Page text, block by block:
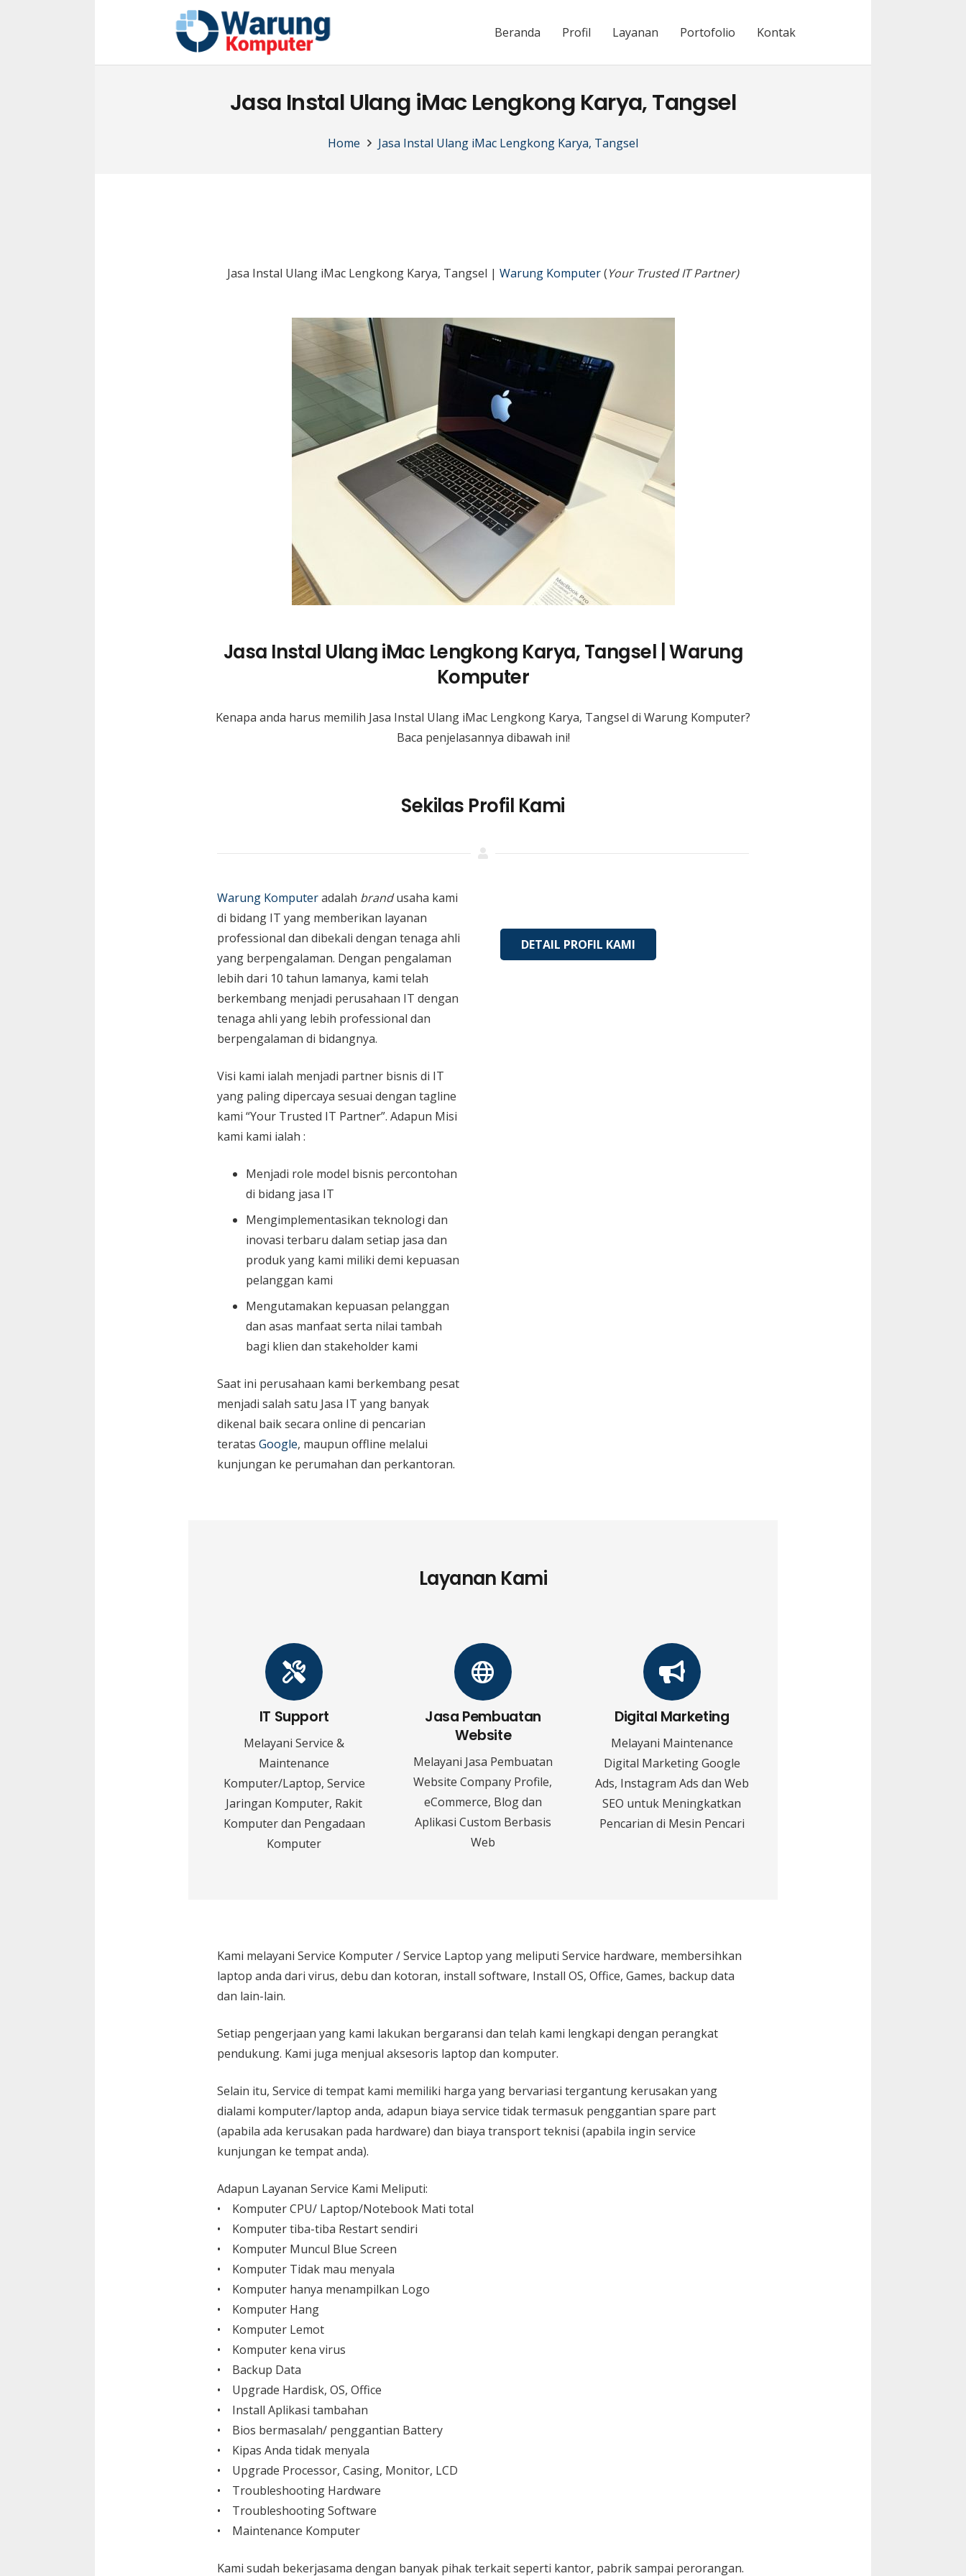
Beranda Profil Layanan Portofolio Kontak
Jasa Instal Ulang iMac Lengkong Karya, Tangsel
Home Jasa Instal Ulang iMac Lengkong Karya, Tangsel
Jasa Instal Ulang iMac Lengkong Karya, Tangsel | Warung Komputer(Your Trusted IT Partner)
Jasa Instal Ulang iMac Lengkong Karya, Tangsel | Warung
Komputer
Kenapa anda harus memilih Jasa Instal Ulang iMac Lengkong Karya, Tangsel di Warung Komputer?
Baca penjelasannya dibawah ini!
Sekilas Profil Kami
Warung Komputeradalah brandusaha kami
di bidang IT yang memberikan layanan
professional dan dibekali dengan tenaga ahli
yang berpengalaman. Dengan pengalaman
lebih dari 10 tahun lamanya, kami telah
berkembang menjadi perusahaan IT dengan
tenaga ahli yang lebih professional dan
berpengalaman di bidangnya.
Visi kami ialah menjadi partner bisnis di IT
yang paling dipercaya sesuai dengan tagline
kami “Your Trusted IT Partner”. Adapun Misi
kami kami ialah :
Menjadi role model bisnis percontohan
di bidang jasa IT
Mengimplementasikan teknologi dan
inovasi terbaru dalam setiap jasa dan
produk yang kami miliki demi kepuasan
pelanggan kami
Mengutamakan kepuasan pelanggan
dan asas manfaat serta nilai tambah
bagi klien dan stakeholder kami
Saat ini perusahaan kami berkembang pesat
menjadi salah satu Jasa IT yang banyak
dikenal baik secara online di pencarian
teratas Google, maupun offline melalui
kunjungan ke perumahan dan perkantoran.
DETAIL PROFIL KAMI
Layanan Kami
IT Support
Melayani Service &
Maintenance
Komputer/Laptop, Service
Jaringan Komputer, Rakit
Komputer dan Pengadaan
Komputer
Jasa Pembuatan
Website
Melayani Jasa Pembuatan
Website Company Profile,
eCommerce, Blog dan
Aplikasi Custom Berbasis
Web
Digital Marketing
Melayani Maintenance
Digital Marketing Google
Ads, Instagram Ads dan Web
SEO untuk Meningkatkan
Pencarian di Mesin Pencari
Kami melayani Service Komputer / Service Laptop yang meliputi Service hardware, membersihkan
laptop anda dari virus, debu dan kotoran, install software, Install OS, Office, Games, backup data
dan lain-lain.
Setiap pengerjaan yang kami lakukan bergaransi dan telah kami lengkapi dengan perangkat
pendukung. Kami juga menjual aksesoris laptop dan komputer.
Selain itu, Service di tempat kami memiliki harga yang bervariasi tergantung kerusakan yang
dialami komputer/laptop anda, adapun biaya service tidak termasuk penggantian spare part
(apabila ada kerusakan pada hardware) dan biaya transport teknisi (apabila ingin service
kunjungan ke tempat anda).
Adapun Layanan Service Kami Meliputi:
• Komputer CPU/ Laptop/Notebook Mati total
• Komputer tiba-tiba Restart sendiri
• Komputer Muncul Blue Screen
• Komputer Tidak mau menyala
• Komputer hanya menampilkan Logo
• Komputer Hang
• Komputer Lemot
• Komputer kena virus
• Backup Data
• Upgrade Hardisk, OS, Office
• Install Aplikasi tambahan
• Bios bermasalah/ penggantian Battery
• Kipas Anda tidak menyala
• Upgrade Processor, Casing, Monitor, LCD
• Troubleshooting Hardware
• Troubleshooting Software
• Maintenance Komputer
Kami sudah bekerjasama dengan banyak pihak terkait seperti kantor, pabrik sampai perorangan.